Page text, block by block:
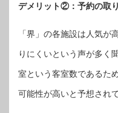
デメリット②：予約の取
「界」の各施設は人気が
りにくいという声が多く
室という客室数であるた
可能性が高いと予想され